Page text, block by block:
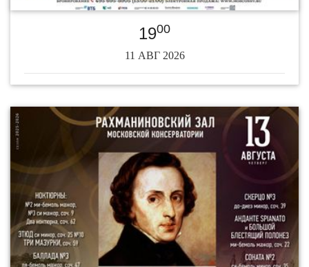
1900
11 АВГ 2026